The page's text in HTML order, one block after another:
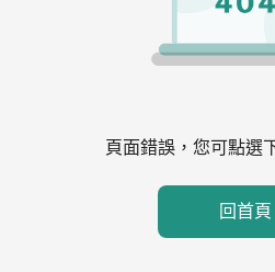
頁面錯誤，您可點選
回首頁